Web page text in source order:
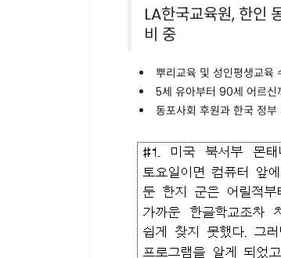
LA한국교육원, 한인
비 중
뿌리교육 및 성인평생교육
5세 유아부터 90세 어르
동포사회 후원과 한국 정